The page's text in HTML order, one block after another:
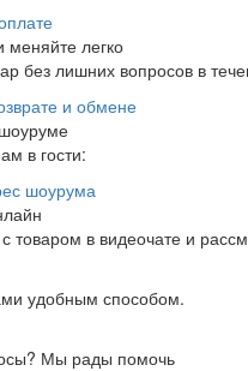
меняйте легко
без лишних вопросов в
и обмене
в гости:
шоурума
товаром в видеочате и
удобным способом.
Мы рады помочь